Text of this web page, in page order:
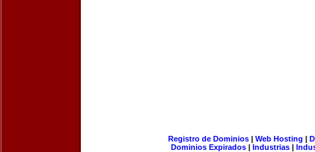
Registro de Dominios| Web Hosting |
Dominios Expirados | Industrias |